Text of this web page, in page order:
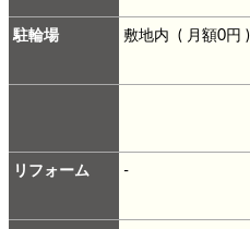
駐輪場 敷地内 ( 月額0円 )
リフォーム -